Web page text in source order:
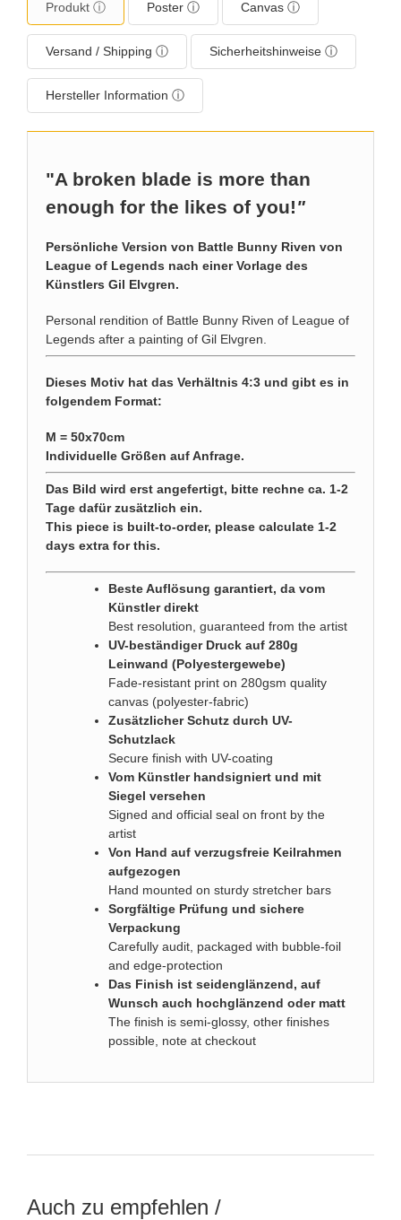
Produkt ⓘ Poster ⓘ Canvas ⓘ
Versand / Shipping ⓘ Sicherheitshinweise ⓘ
Hersteller Information ⓘ
"A broken blade is more than
enough for the likes of you!"
Persönliche Version von Battle Bunny Riven von
League of Legends nach einer Vorlage des
Künstlers Gil Elvgren.
Personal rendition of Battle Bunny Riven of League of
Legends after a painting of Gil Elvgren.
Dieses Motiv hat das Verhältnis 4:3 und gibt es in
folgendem Format:
M = 50x70cm
Individuelle Größen auf Anfrage.
Das Bild wird erst angefertigt, bitte rechne ca. 1-2
Tage dafür zusätzlich ein.
This piece is built-to-order, please calculate 1-2
days extra for this.
Beste Auflösung garantiert, da vom
Künstler direkt
Best resolution, guaranteed from the artist
UV-beständiger Druck auf 280g
Leinwand (Polyestergewebe)
Fade-resistant print on 280gsm quality
canvas (polyester-fabric)
Zusätzlicher Schutz durch UV-
Schutzlack
Secure finish with UV-coating
Vom Künstler handsigniert und mit
Siegel versehen
Signed and official seal on front by the
artist
Von Hand auf verzugsfreie Keilrahmen
aufgezogen
Hand mounted on sturdy stretcher bars
Sorgfältige Prüfung und sichere
Verpackung
Carefully audit, packaged with bubble-foil
and edge-protection
Das Finish ist seidenglänzend, auf
Wunsch auch hochglänzend oder matt
The finish is semi-glossy, other finishes
possible, note at checkout
Auch zu empfehlen /